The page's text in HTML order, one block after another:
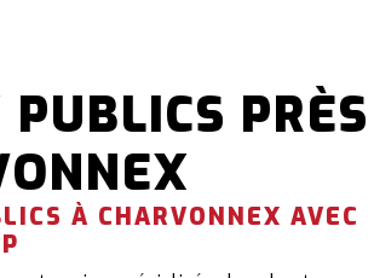
PRÈS
À CHARVONNEX AVEC